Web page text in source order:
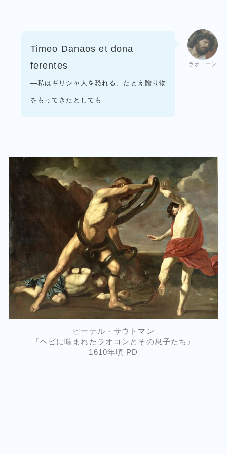
ラオコーン
Timeo Danaos et dona
ferentes
―私はギリシャ人を恐れる、たとえ贈り物
をもってきたとしても
ピーテル・サウトマン
『ヘビに噛まれたラオコンとその息子たち』
1610年頃 PD